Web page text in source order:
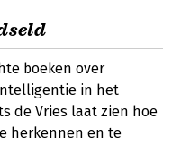
boeken over
in het
de Vries laat zien hoe
herkennen en te